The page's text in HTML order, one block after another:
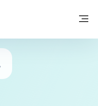
TRADE - HOMEPAGE DO